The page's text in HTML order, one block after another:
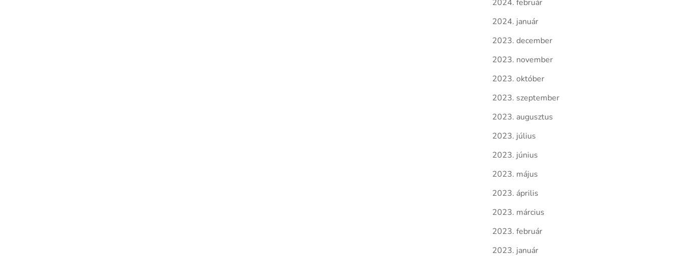
2024. február
2024. január
2023. december
2023. november
2023. október
2023. szeptember
2023. augusztus
2023. július
2023. június
2023. május
2023. április
2023. március
2023. február
2023. január